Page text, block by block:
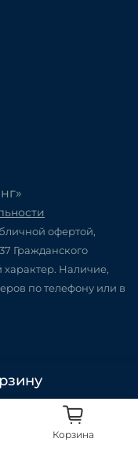
офертой,
Гражданского
Наличие,
по телефону или в
Корзина